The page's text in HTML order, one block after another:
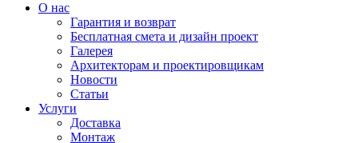
О нас
Гарантия и возврат
Бесплатная смета и дизайн проект
Галерея
Архитекторам и проектировщикам
Новости
Статьи
Услуги
Доставка
Монтаж